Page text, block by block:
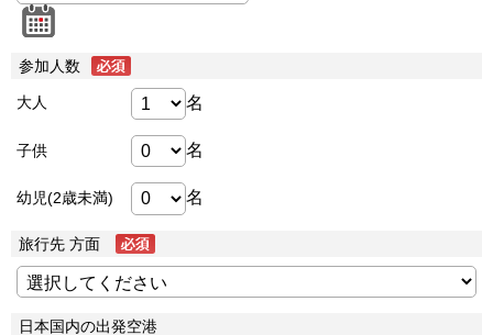
参加人数
大人 名
子供 名
幼児(2歳未満) 名
旅行先 方面
日本国内の出発空港